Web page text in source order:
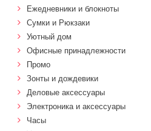
Ежедневники и блокноты
Сумки и Рюкзаки
Уютный дом
Офисные принадлежности
Промо
Зонты и дождевики
Деловые аксессуары
Электроника и аксессуары
Часы